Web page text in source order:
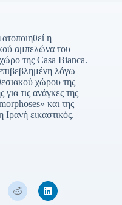
η
αμπελώνα του
της Casa Bianca.
λόγω
χώρου της
τις ανάγκες της
και της
εικαστικός.